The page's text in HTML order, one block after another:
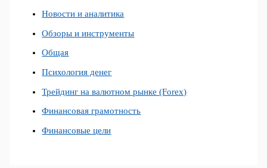
Новости и аналитика
Обзоры и инструменты
Общая
Психология денег
Трейдинг на валютном рынке (Forex)
Финансовая грамотность
Финансовые цели